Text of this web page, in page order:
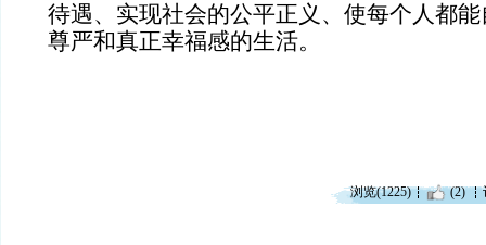
待遇、实现社会的公平正义、使每个人都
尊严和真正幸福感的生活。
浏览(1225) (2)